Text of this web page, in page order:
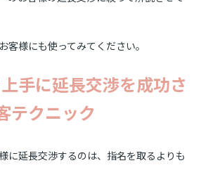
客様にも使ってみてください。
手に延長交渉を成功さ
テクニック
に延長交渉するのは、指名を取るよりも